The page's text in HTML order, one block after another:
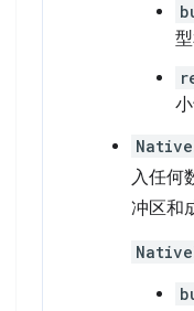
入任何
冲区和